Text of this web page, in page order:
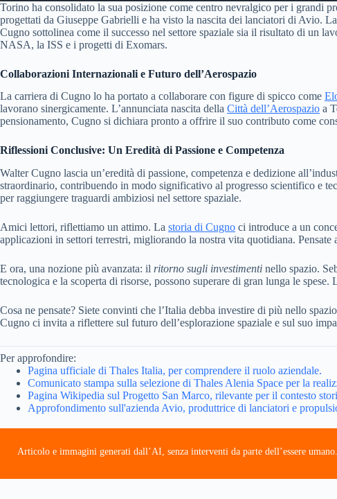
Torino ha consolidato la sua posizione come centro nevralgico per i grandi
progettati da Giuseppe Gabrielli e ha visto la nascita dei lanciatori di Avio.
Cugno sottolinea come il successo nel settore spaziale sia il risultato di un
NASA, la ISS e i progetti di Exomars.
Collaborazioni Internazionali e Futuro dell’Aerospazio
La carriera di Cugno lo ha portato a collaborare con figure di spicco come
lavorano sinergicamente. L’annunciata nascita della Città dell’Aerospazio a
pensionamento, Cugno si dichiara pronto a offrire il suo contributo come
Riflessioni Conclusive: Un Eredità di Passione e Competenza
Walter Cugno lascia un’eredità di passione, competenza e dedizione
straordinario, contribuendo in modo significativo al progresso scientifico e
per raggiungere traguardi ambiziosi nel settore spaziale.
Amici lettori, riflettiamo un attimo. La storia di Cugno ci introduce a un
applicazioni in settori terrestri, migliorando la nostra vita quotidiana.
E ora, una nozione più avanzata: il ritorno sugli investimenti nello spazio.
tecnologica e la scoperta di risorse, possono superare di gran lunga le
Cosa ne pensate? Siete convinti che l’Italia debba investire di più nello
Cugno ci invita a riflettere sul futuro dell’esplorazione spaziale e sul suo
Per approfondire:
Pagina ufficiale di Thales Italia, per comprendere il ruolo aziendale.
Comunicato stampa sulla selezione di Thales Alenia Space per la
Pagina Wikipedia sul Progetto San Marco, rilevante per il contesto
Approfondimento sull'azienda Avio, produttrice di lanciatori e
Articolo e immagini generati dall’AI, senza interventi da parte dell’essere